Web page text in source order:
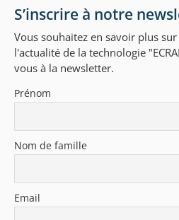
S’inscrire à notre
Vous souhaitez en savoir plus
l'actualité de la technologie
vous à la newsletter.
Prénom
Nom de famille
Email